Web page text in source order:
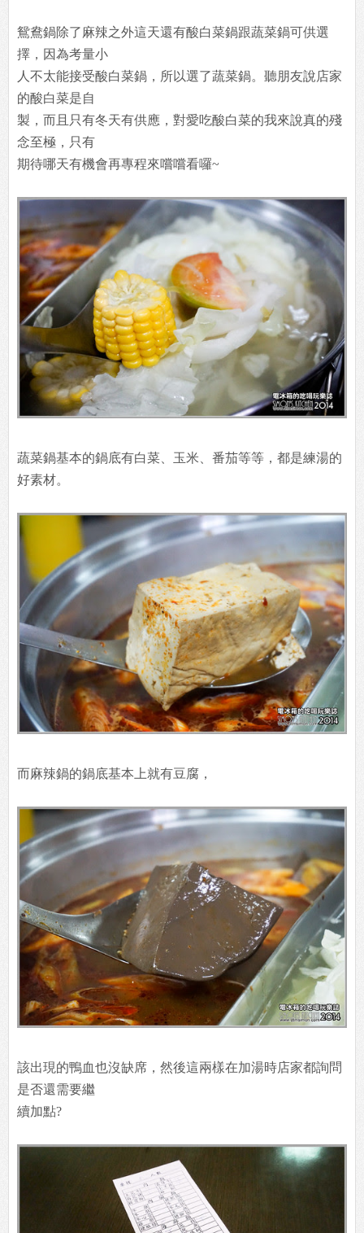
鴛鴦鍋除了麻辣之外這天還有酸白菜鍋跟蔬菜鍋可供選
擇，因為考量小
人不太能接受酸白菜鍋，所以選了蔬菜鍋。聽朋友說店家
的酸白菜是自
製，而且只有冬天有供應，對愛吃酸白菜的我來說真的殘
念至極，只有
期待哪天有機會再專程來嚐嚐看囉~
蔬菜鍋基本的鍋底有白菜、玉米、番茄等等，都是練湯的
好素材。
而麻辣鍋的鍋底基本上就有豆腐，
該出現的鴨血也沒缺席，然後這兩樣在加湯時店家都詢問
是否還需要繼
續加點?